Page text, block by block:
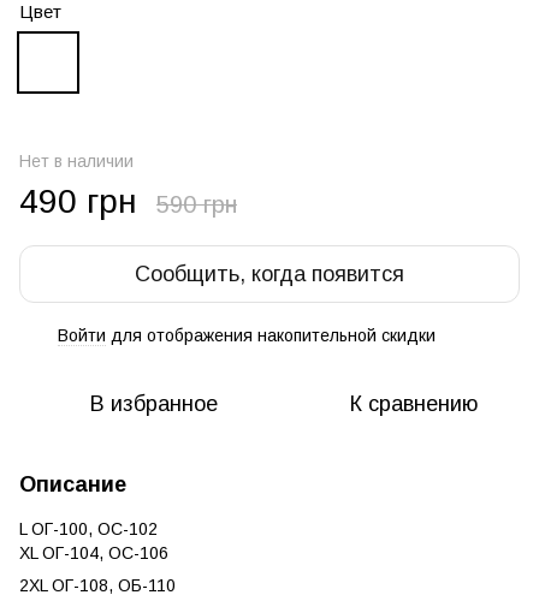
Цвет
Нет в наличии
490 грн 590 грн
Сообщить, когда появится
Войти для отображения накопительной скидки
В избранное К сравнению
Описание
L ОГ-100, ОС-102
XL ОГ-104, ОС-106
2XL ОГ-108, ОБ-110